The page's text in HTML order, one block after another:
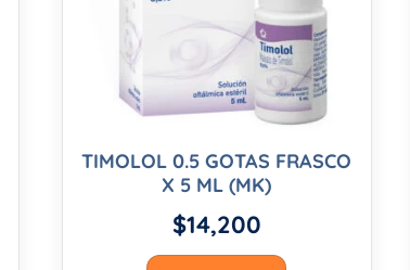
TIMOLOL 0.5 GOTAS FRASCO
X 5 ML (MK)
$14,200